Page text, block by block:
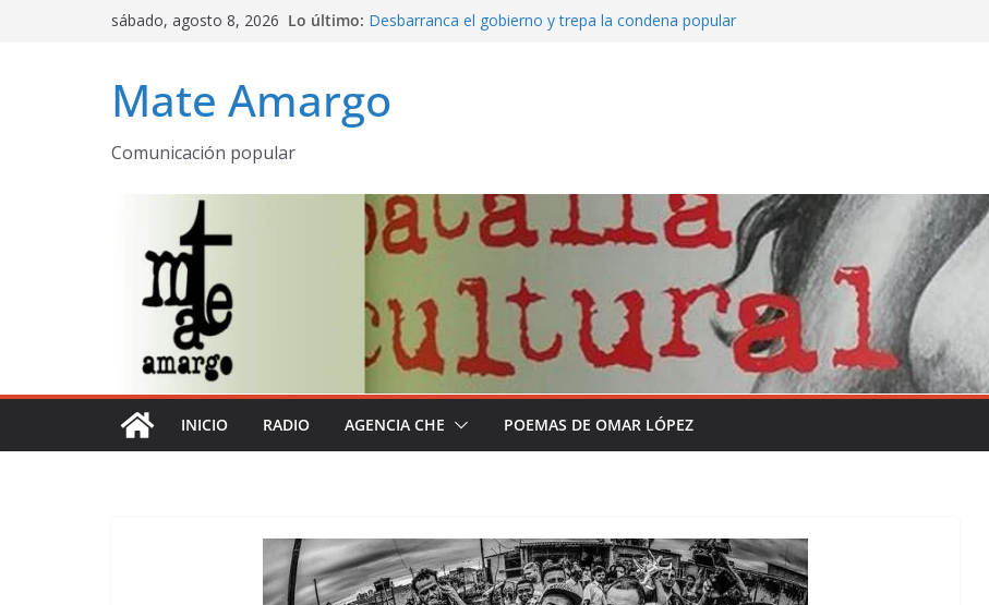
sábado, agosto 8, 2026 Lo último: Desbarranca el gobierno y trepa la condena popular
Mate amargo programa completo en la semana de la
Mate Amargo
Comunicación popular
INICIO RADIO AGENCIA CHE POEMAS DE OMAR LÓPEZ